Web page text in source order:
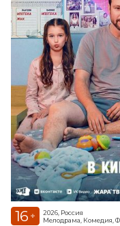
16 +
2026, Россия
Мелодрама, Комедия,